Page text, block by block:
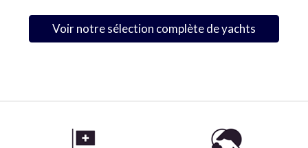
Voir notre sélection complète de yachts